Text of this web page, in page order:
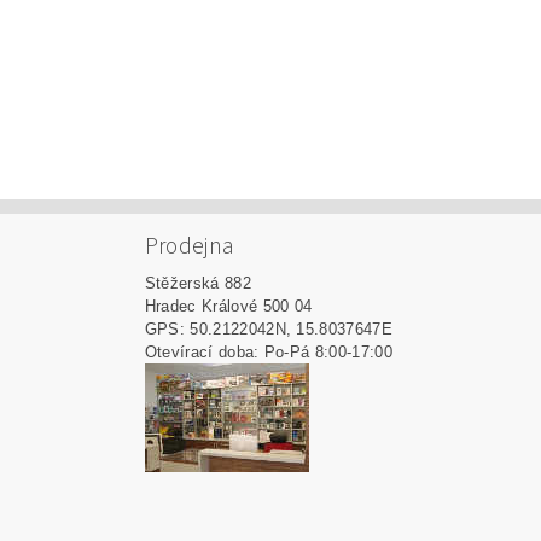
Prodejna
Stěžerská 882
Hradec Králové 500 04
GPS: 50.2122042N, 15.8037647E
Otevírací doba: Po-Pá 8:00-17:00